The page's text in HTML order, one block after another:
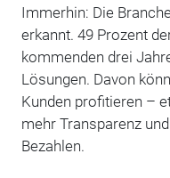
Immerhin: Die
erkannt. 49 Prozent
kommenden drei
Lösungen. Davon
Kunden profitieren –
mehr Transparenz
Bezahlen.